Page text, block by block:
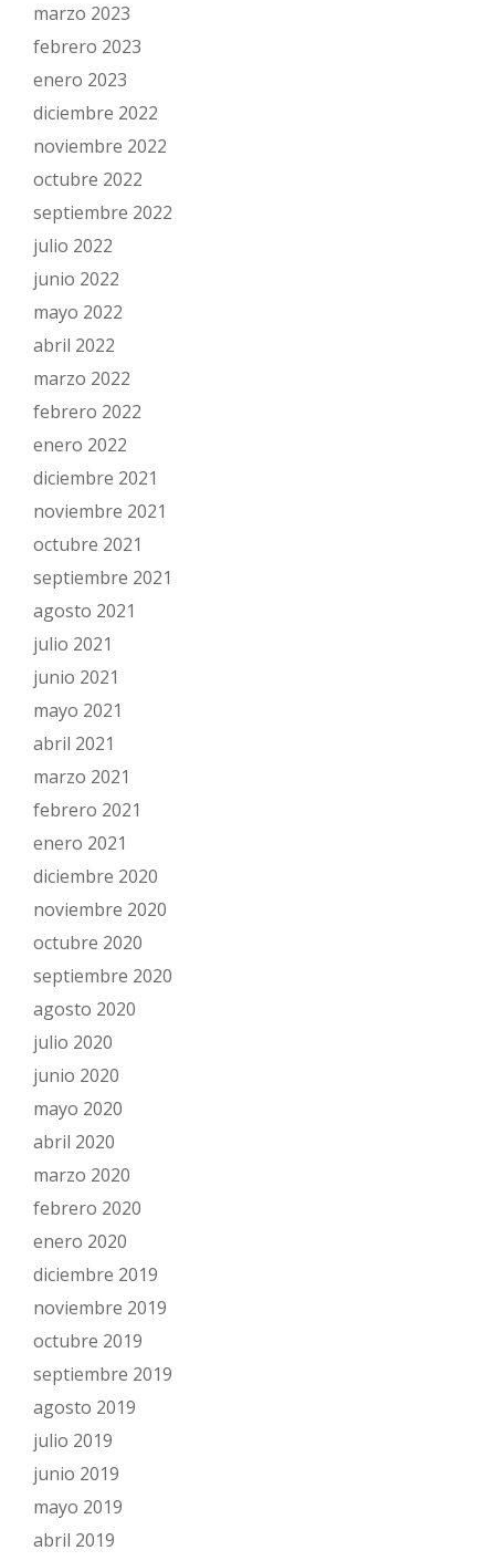
marzo 2023
febrero 2023
enero 2023
diciembre 2022
noviembre 2022
octubre 2022
septiembre 2022
julio 2022
junio 2022
mayo 2022
abril 2022
marzo 2022
febrero 2022
enero 2022
diciembre 2021
noviembre 2021
octubre 2021
septiembre 2021
agosto 2021
julio 2021
junio 2021
mayo 2021
abril 2021
marzo 2021
febrero 2021
enero 2021
diciembre 2020
noviembre 2020
octubre 2020
septiembre 2020
agosto 2020
julio 2020
junio 2020
mayo 2020
abril 2020
marzo 2020
febrero 2020
enero 2020
diciembre 2019
noviembre 2019
octubre 2019
septiembre 2019
agosto 2019
julio 2019
junio 2019
mayo 2019
abril 2019